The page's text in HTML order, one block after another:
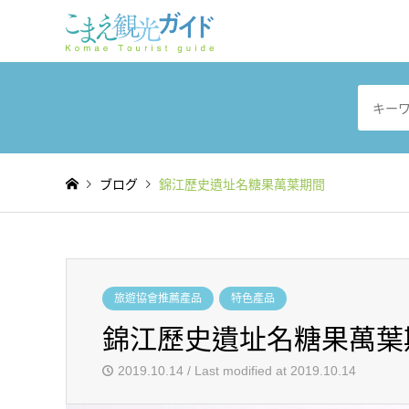
ブログ 錦江歷史遺址名糖果萬葉期間
旅遊協會推薦產品 特色產品
錦江歷史遺址名糖果萬
2019.10.14 / Last modified at 2019.10.14